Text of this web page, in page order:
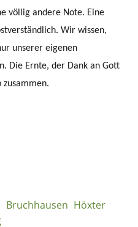
völlig andere Note. Eine
Wir wissen,
unserer eigenen
Die Ernte, der Dank an Gott
zusammen.
Bruchhausen Höxter